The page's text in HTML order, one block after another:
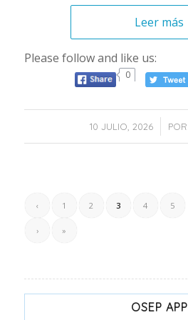
Leer más
Please follow and like us:
0
10 JULIO, 2026
/ POR
‹ 1 2 3 4 5
› »
OSEP APP